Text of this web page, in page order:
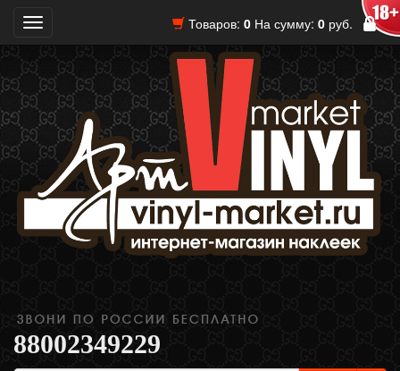
Товаров: 0 На сумму: 0 руб.
Toggle
navigation
88002349229